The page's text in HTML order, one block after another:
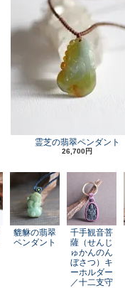
霊芝の翡翠ペンダント
26,700円
貔貅の翡翠
ペンダント
千手観音菩
薩（せんじ
ゅかんのん
ぼさつ）キ
ーホルダー
／十二支守